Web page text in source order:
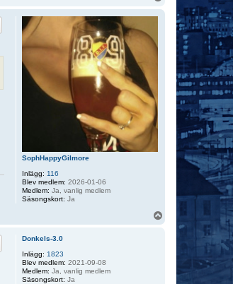
SophHappyGilmore
Inlägg: 116
Blev medlem: 2026-01-06
Medlem: Ja, vanlig medlem
Säsongskort: Ja
Donkels-3.0
Inlägg: 1823
Blev medlem: 2021-09-08
Medlem: Ja, vanlig medlem
Säsongskort: Ja